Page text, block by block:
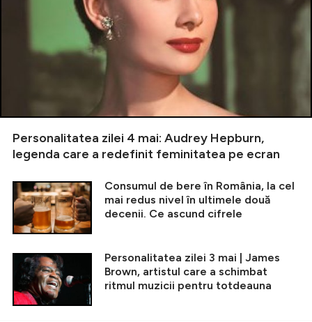
Personalitatea zilei 4 mai: Audrey Hepburn,
legenda care a redefinit feminitatea pe ecran
Consumul de bere în România, la cel
mai redus nivel în ultimele două
decenii. Ce ascund cifrele
Personalitatea zilei 3 mai | James
Brown, artistul care a schimbat
ritmul muzicii pentru totdeauna